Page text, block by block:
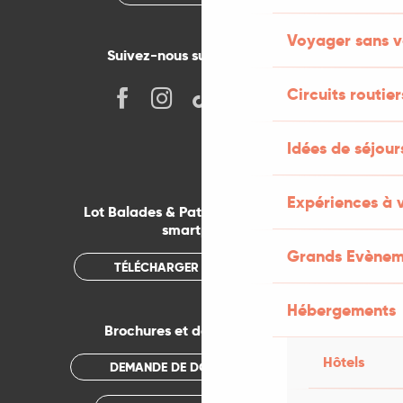
Voyager sans
Circuits
Idées de
Expériences à
Grands
Hébergements
Hôtels
Suivez-nous sur les réseaux !
Lot Balades & Patrimoines sur votre
smartphone
TÉLÉCHARGER L'APPLICATION
Brochures et documentations
DEMANDE DE DOCUMENTATION